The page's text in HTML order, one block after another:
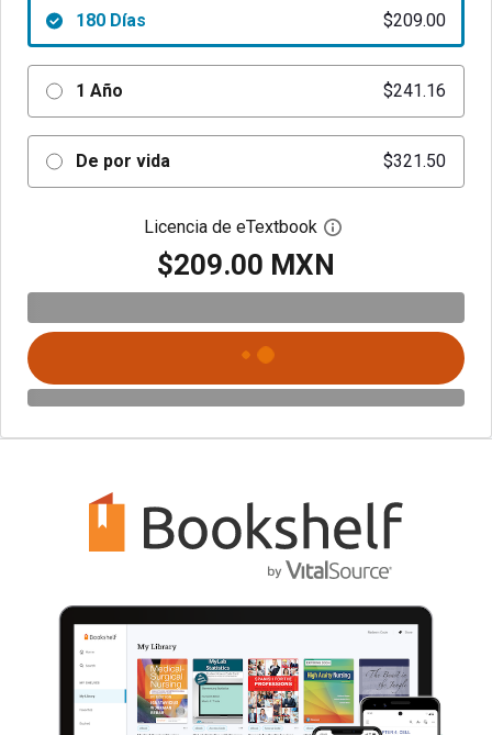
180 Días $209.00
1 Año $241.16
De por vida $321.50
Licencia de eTextbook Abre el cuadro de
$209.00 MXN